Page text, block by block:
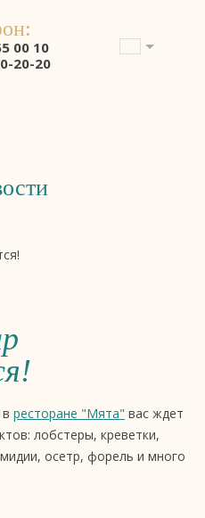
00 10
20-20
ресторане "Мята" вас ждет
лобстеры, креветки,
осетр, форель и много
после чего удобно